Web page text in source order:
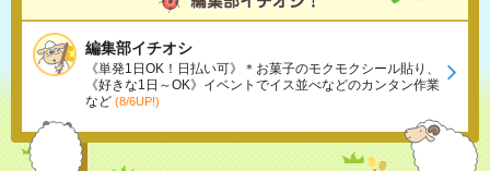
編集部イチオシ
《単発1日OK！日払い可》＊お菓子のモクモクシール貼り、
《好きな1日～OK》イベントでイス並べなどのカンタン作業
など (8/6UP!)